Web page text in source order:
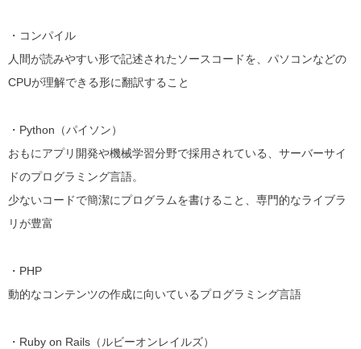
・コンパイル
人間が読みやすい形で記述されたソースコードを、パソコンなどの
CPUが理解できる形に翻訳すること
・Python（パイソン）
おもにアプリ開発や機械学習分野で採用されている、サーバーサイ
ドのプログラミング言語。
少ないコードで簡潔にプログラムを書けること、専門的なライブラ
リが豊富
・PHP
動的なコンテンツの作成に向いているプログラミング言語
・Ruby on Rails（ルビーオンレイルズ）